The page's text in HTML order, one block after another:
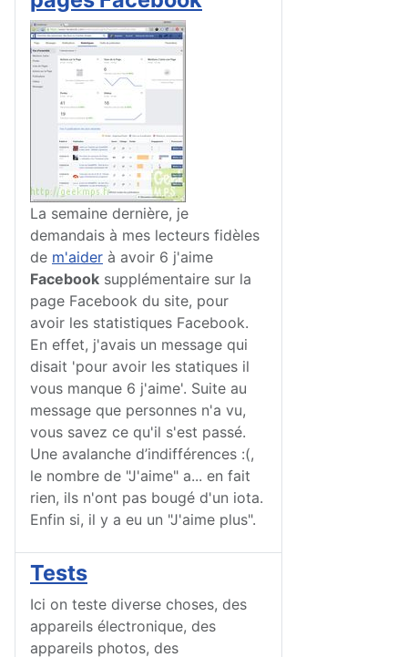
La semaine dernière, je
demandais à mes lecteurs fidèles
de m'aider à avoir 6 j'aime
Facebook supplémentaire sur la
page Facebook du site, pour
avoir les statistiques Facebook.
En effet, j'avais un message qui
disait 'pour avoir les statiques il
vous manque 6 j'aime'. Suite au
message que personnes n'a vu,
vous savez ce qu'il s'est passé.
Une avalanche d’indifférences :(,
le nombre de "J'aime" a... en fait
rien, ils n'ont pas bougé d'un iota.
Enfin si, il y a eu un "J'aime plus".
Tests
Ici on teste diverse choses, des
appareils électronique, des
appareils photos, des